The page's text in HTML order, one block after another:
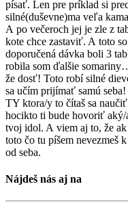
písať. Len pre príklad si
silné(duševne)ma veľa
A po večeroch jej je zle z
kote chce zastaviť. A toto
doporučená dávka boli 3
robila som ďalšie
že dosť! Toto robí silné
sa učím prijímať samú
TY ktora/y to čítaš sa
hocikto ti bude hovoriť aký/
tvoj idol. A viem aj to, že
toto čo tu píšem nevezmeš
od seba.
Nájdeš nás aj na